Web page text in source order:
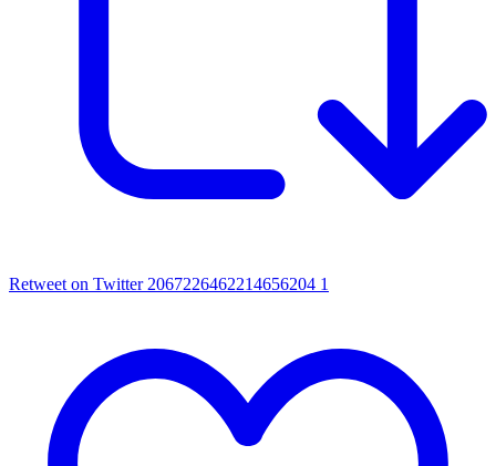
Retweet on Twitter 2067226462214656204 1